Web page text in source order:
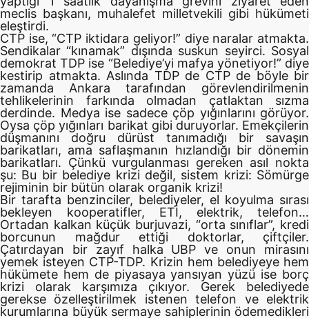
meclis başkanı, muhalefet milletvekili gibi hükümeti
eleştirdi.
CTP ise, “CTP iktidara geliyor!” diye naralar atmakta.
Sendikalar “kınamak” dışında suskun seyirci. Sosyal
demokrat TDP ise “Belediye’yi mafya yönetiyor!” diye
kestirip atmakta. Aslında TDP de CTP de böyle bir
zamanda Ankara tarafından görevlendirilmenin
tehlikelerinin farkında olmadan çatlaktan sızma
derdinde. Medya ise sadece çöp yığınlarını görüyor.
Oysa çöp yığınları barikat gibi duruyorlar. Emekçilerin
düşmanını doğru dürüst tanımadığı bir savaşın
barikatları, ama saflaşmanın hızlandığı bir dönemin
barikatları. Çünkü vurgulanması gereken asıl nokta
şu: Bu bir belediye krizi değil, sistem krizi: Sömürge
rejiminin bir bütün olarak organik krizi!
Bir tarafta benzinciler, belediyeler, el koyulma sırası
bekleyen kooperatifler, ETİ, elektrik, telefon…
Ortadan kalkan küçük burjuvazi, “orta sınıflar”, kredi
borcunun mağdur ettiği doktorlar, çiftçiler.
Çatırdayan bir zayıf halka UBP ve onun mirasını
yemek isteyen CTP-TDP. Krizin hem belediyeye hem
hükümete hem de piyasaya yansıyan yüzü ise borç
krizi olarak karşımıza çıkıyor. Gerek belediyede
gerekse özelleştirilmek istenen telefon ve elektrik
kurumlarına büyük sermaye sahiplerinin ödemedikleri